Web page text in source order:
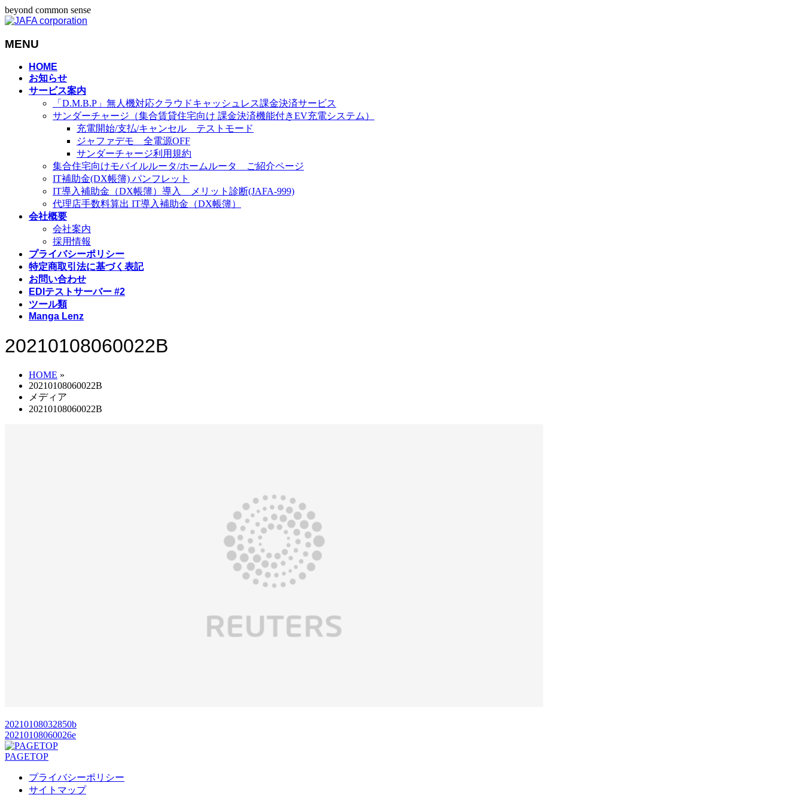
beyond common sense
MENU
HOME
お知らせ
サービス案内
「D.M.B.P」無人機対応クラウドキャッシュレス課金決済サービス
サンダーチャージ（集合賃貸住宅向け 課金決済機能付きEV充電システム）
充電開始/支払/キャンセル テストモード
ジャファデモ 全電源OFF
サンダーチャージ利用規約
集合住宅向けモバイルルータ/ホームルータ ご紹介ページ
IT補助金(DX帳簿) パンフレット
IT導入補助金（DX帳簿）導入 メリット診断(JAFA-999)
代理店手数料算出 IT導入補助金（DX帳簿）
会社概要
会社案内
採用情報
プライバシーポリシー
特定商取引法に基づく表記
お問い合わせ
EDIテストサーバー #2
ツール類
Manga Lenz
20210108060022B
HOME »
20210108060022B
メディア
20210108060022B
20210108032850b
20210108060026e
PAGETOP
プライバシーポリシー
サイトマップ